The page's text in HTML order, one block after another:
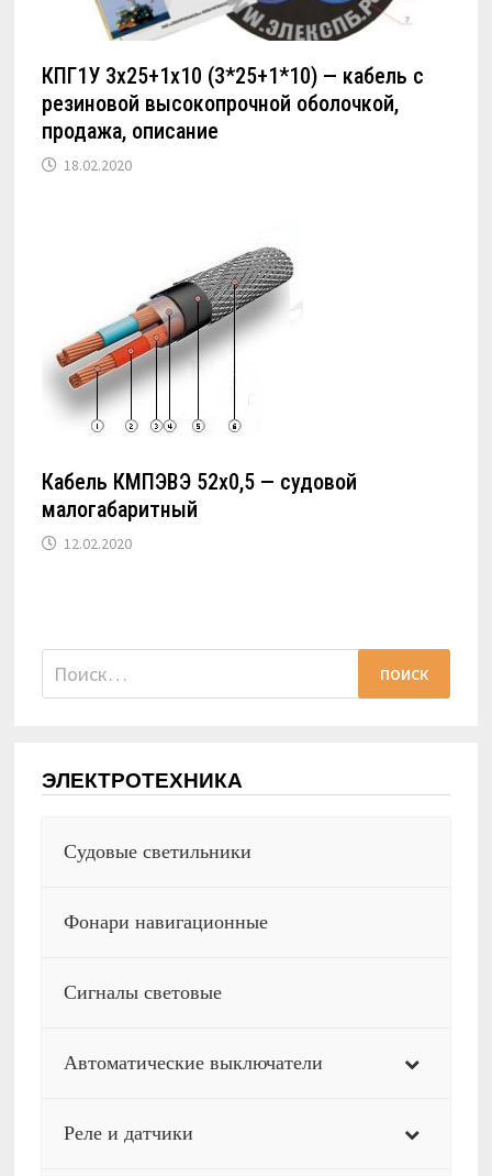
КПГ1У 3х25+1х10 (3*25+1*10) — кабель с
резиновой высокопрочной оболочкой,
продажа, описание
18.02.2020
Кабель КМПЭВЭ 52х0,5 — судовой
малогабаритный
12.02.2020
Найти:
ЭЛЕКТРОТЕХНИКА
Судовые светильники
Фонари навигационные
Сигналы световые
Автоматические выключатели
Реле и датчики